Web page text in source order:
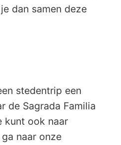
dan samen deze
stedentrip een
de Sagrada Familia
kunt ook naar
naar onze